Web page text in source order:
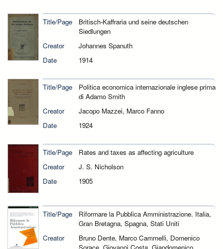
Title/Page
Britisch-Kaffraria und seine deutschen
Siedlungen
Creator
Johannes Spanuth
Date
1914
Title/Page
Politica economica internazionale inglese prima
di Adamo Smith
Creator
Jacopo Mazzei, Marco Fanno
Date
1924
Title/Page
Rates and taxes as affecting agriculture
Creator
J. S. Nicholson
Date
1905
Title/Page
Riformare la Pubblica Amministrazione. Italia,
Gran Bretagna, Spagna, Stati Uniti
Creator
Bruno Dente, Marco Cammelli, Domenico
Sorace, Giovanni Costa, Giandomenico